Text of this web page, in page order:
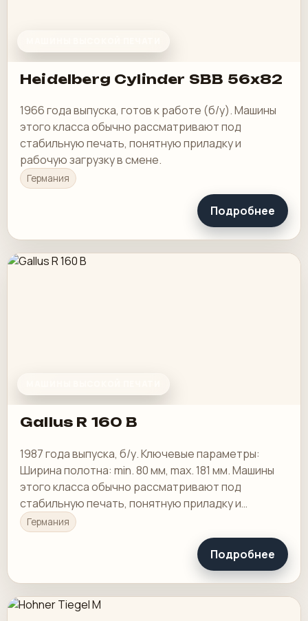
Heidelberg Cylinder SBB 56x82
1966 года выпуска, готов к работе (б/у). Машины
этого класса обычно рассматривают под
стабильную печать, понятную приладку и
рабочую загрузку в смене.
Германия
Подробнее
Gallus R 160 B
1987 года выпуска, б/у. Ключевые параметры:
Ширина полотна: min. 80 мм, max. 181 мм. Машины
этого класса обычно рассматривают под
стабильную печать, понятную приладку и
рабочую загрузку в смене.
Германия
Подробнее